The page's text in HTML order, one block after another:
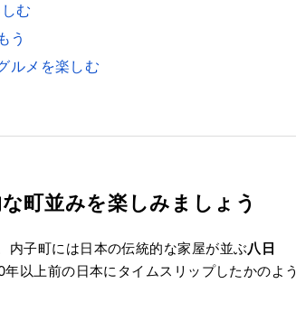
む
う
ルメを楽しむ
町並みを楽しみましょう
内子町には日本の伝統的な家屋が並ぶ八日
以上前の日本にタイムスリップしたかのよう